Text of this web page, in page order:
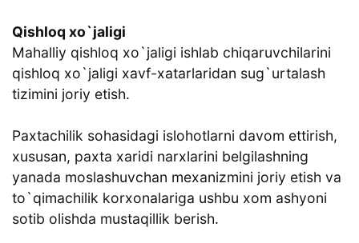
Qishloq xo`jaligi
Mahalliy qishloq xo`jaligi ishlab chiqaruvchilarini
qishloq xo`jaligi xavf-xatarlaridan sug`urtalash
tizimini joriy etish.
Paxtachilik sohasidagi islohotlarni davom ettirish,
xususan, paxta xaridi narxlarini belgilashning
yanada moslashuvchan mexanizmini joriy etish va
to`qimachilik korxonalariga ushbu xom ashyoni
sotib olishda mustaqillik berish.